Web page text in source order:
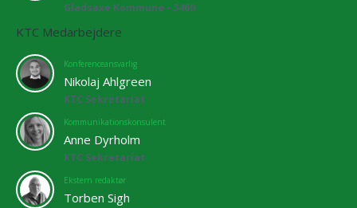
Gladsaxe Kommune - 3460
KTC Medarbejdere
Konferenceansvarlig
Nikolaj Ahlgreen
KTC Sekretariat
Kommunikationskonsulent
Anne Dyrholm
KTC Sekretariat
Ekstern redaktør
Torben Sigh